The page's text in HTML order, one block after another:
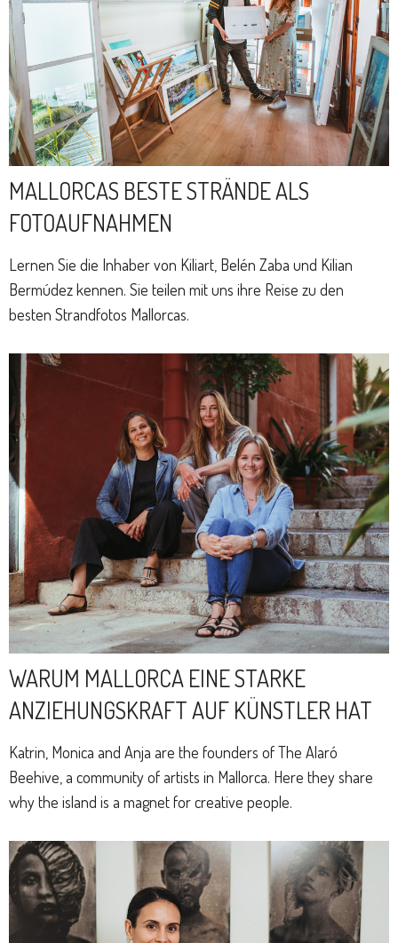
MALLORCAS BESTE STRÄNDE ALS
FOTOAUFNAHMEN
Lernen Sie die Inhaber von Kiliart, Belén Zaba und Kilian
Bermúdez kennen. Sie teilen mit uns ihre Reise zu den
besten Strandfotos Mallorcas.
WARUM MALLORCA EINE STARKE
ANZIEHUNGSKRAFT AUF KÜNSTLER HAT
Katrin, Monica and Anja are the founders of The Alaró
Beehive, a community of artists in Mallorca. Here they share
why the island is a magnet for creative people.